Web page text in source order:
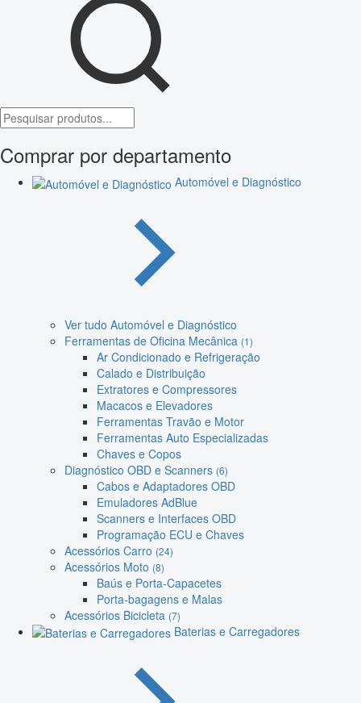
Comprar por departamento
Automóvel e Diagnóstico
Ver tudo Automóvel e Diagnóstico
Ferramentas de Oficina Mecânica (1)
Ar Condicionado e Refrigeração
Calado e Distribuição
Extratores e Compressores
Macacos e Elevadores
Ferramentas Travão e Motor
Ferramentas Auto Especializadas
Chaves e Copos
Diagnóstico OBD e Scanners (6)
Cabos e Adaptadores OBD
Emuladores AdBlue
Scanners e Interfaces OBD
Programação ECU e Chaves
Acessórios Carro (24)
Acessórios Moto (8)
Baús e Porta-Capacetes
Porta-bagagens e Malas
Acessórios Bicicleta (7)
Baterias e Carregadores